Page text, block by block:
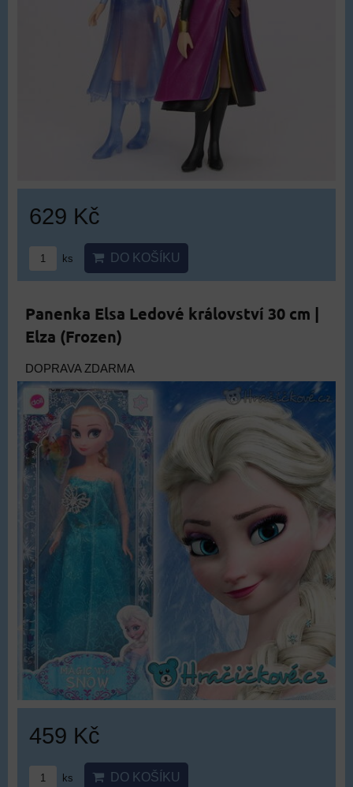
629 Kč
ks DO KOŠÍKU
Panenka Elsa Ledové království 30 cm |
Elza (Frozen)
DOPRAVA ZDARMA
459 Kč
ks DO KOŠÍKU